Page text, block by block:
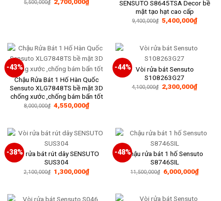
5,500,000₫
gốc
2,700,000₫
hiện
SENSUTO S8645TSA Decor bề
mặt tạo hạt cao cấp
9,400,000₫ Giá
gốc
5,400,000₫Giá
hiện
-43%
Chậu Rửa Bát 1 Hố Hàn Quốc
Sensuto XLG7848TS bề mặt 3D
chống xước ,chống bám bẩn tốt
8,000,000₫ Giá
gốc
4,550,000₫Giá
hiện
4,550,000₫.
-44%
Vòi rửa bát Sensuto
S108263G27
4,100,000₫ Giá
gốc
2,300,000₫Giá
hiện
-38%Vòi rửa bát rút dây SENSUTO
SUS304
2,100,000₫ Giá
gốc
1,300,000₫Giá
hiện
1,300,000₫.
-48%Chậu rửa bát 1 hố Sensuto
S8746SIL
11,500,000₫ Giá
gốc
6,000,000₫Giá
hiện